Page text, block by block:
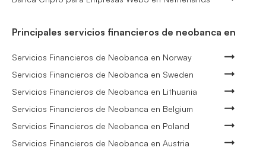
Principales servicios financieros de neobanca en
Servicios Financieros de Neobanca en Norway
Servicios Financieros de Neobanca en Sweden
Servicios Financieros de Neobanca en Lithuania
Servicios Financieros de Neobanca en Belgium
Servicios Financieros de Neobanca en Poland
Servicios Financieros de Neobanca en Austria